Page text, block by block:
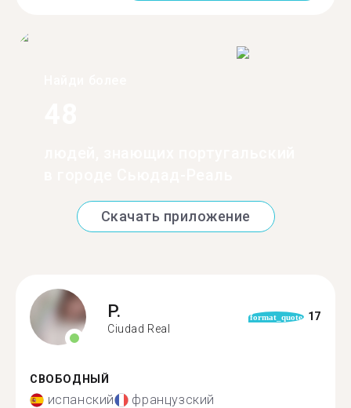
Скачать приложение
P.
Ciudad Real
format_quote 17
СВОБОДНЫЙ
испанский французский